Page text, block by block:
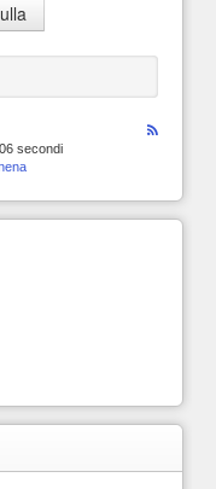
secondi